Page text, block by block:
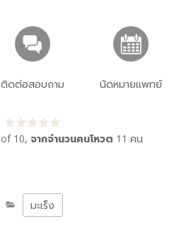
ติดต่อสอบถาม นัดหมายแพทย์
of 10, จากจำนวนคนโหวต 11 คน
มะเร็ง